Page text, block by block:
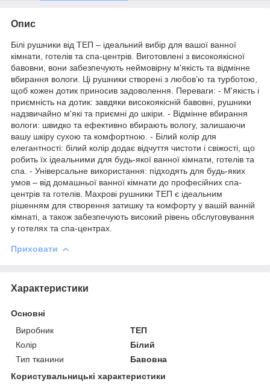
Опис
Білі рушники від ТЕП – ідеальний вибір для вашої ванної
кімнати, готелів та спа-центрів. Виготовлені з високоякісної
бавовни, вони забезпечують неймовірну м'якість та відмінне
вбирання вологи. Ці рушники створені з любов’ю та турботою,
щоб кожен дотик приносив задоволення. Переваги: - М'якість і
приємність на дотик: завдяки високоякісній бавовні, рушники
надзвичайно м'які та приємні до шкіри. - Відмінне вбирання
вологи: швидко та ефективно вбирають вологу, залишаючи
вашу шкіру сухою та комфортною. - Білий колір для
елегантності: білий колір додає відчуття чистоти і свіжості, що
робить їх ідеальними для будь-якої ванної кімнати, готелів та
спа. - Універсальне використання: підходять для будь-яких
умов – від домашньої ванної кімнати до професійних спа-
центрів та готелів. Махрові рушники ТЕП є ідеальним
рішенням для створення затишку та комфорту у вашій ванній
кімнаті, а також забезпечують високий рівень обслуговування
у готелях та спа-центрах.
Приховати
Характеристики
Основні
Виробник
ТЕП
Колір
Білий
Тип тканини
Бавовна
Користувальницькі характеристики